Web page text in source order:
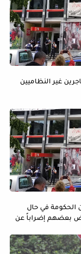
غير النظاميين
الحكومة في حال
بعضهم إضراباً عن